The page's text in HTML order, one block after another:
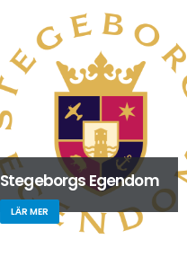
Stegeborgs Egendom
LÄR MER